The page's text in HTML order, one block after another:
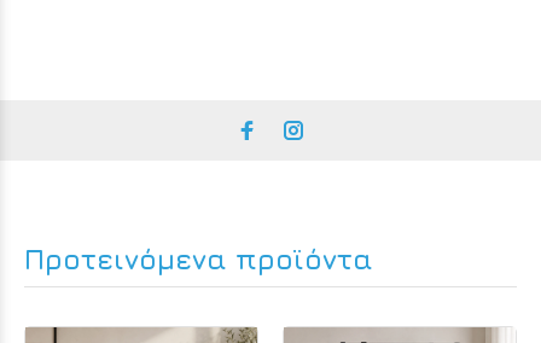
Προτεινόμενα προϊόντα